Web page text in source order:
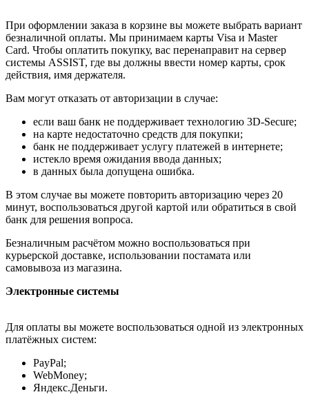
При оформлении заказа в корзине вы можете выбрать вариант
безналичной оплаты. Мы принимаем карты Visa и Master
Card. Чтобы оплатить покупку, вас перенаправит на сервер
системы ASSIST, где вы должны ввести номер карты, срок
действия, имя держателя.
Вам могут отказать от авторизации в случае:
если ваш банк не поддерживает технологию 3D-Secure;
на карте недостаточно средств для покупки;
банк не поддерживает услугу платежей в интернете;
истекло время ожидания ввода данных;
в данных была допущена ошибка.
В этом случае вы можете повторить авторизацию через 20
минут, воспользоваться другой картой или обратиться в свой
банк для решения вопроса.
Безналичным расчётом можно воспользоваться при
курьерской доставке, использовании постамата или
самовывоза из магазина.
Электронные системы
Для оплаты вы можете воспользоваться одной из электронных
платёжных систем:
PayPal;
WebMoney;
Яндекс.Деньги.